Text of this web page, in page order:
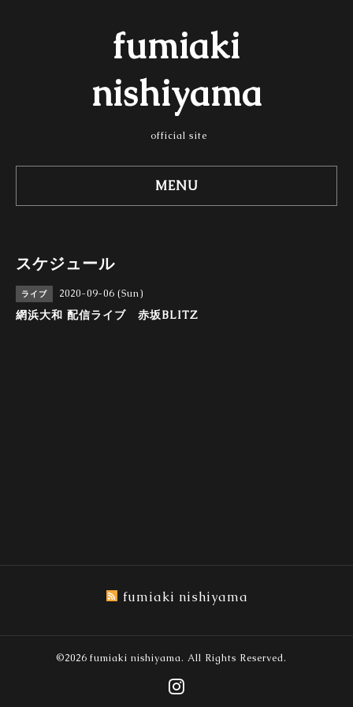
fumiaki
nishiyama
official site
MENU
スケジュール
ライブ 2020-09-06 (Sun)
網浜大和 配信ライブ 赤坂BLITZ
fumiaki nishiyama
©2026 fumiaki nishiyama. All Rights Reserved.